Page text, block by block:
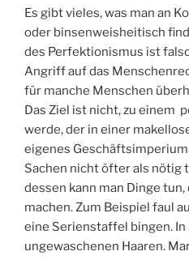
Es gibt vieles, was man an
oder binsenweisheitisch
des Perfektionismus ist
Angriff auf das
für manche Menschen
Das Ziel ist nicht, zu einem
werde, der in einer
eigenes
Sachen nicht öfter als nötig
dessen kann man Dinge
machen. Zum Beispiel faul
eine Serienstaffel bingen.
ungewaschenen Haaren.